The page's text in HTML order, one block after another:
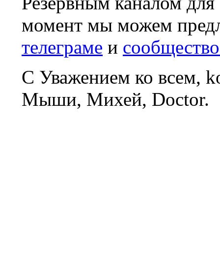
момент мы можем
телеграме и
С Уважением ко всем,
Мыши, Михей, Doctor.